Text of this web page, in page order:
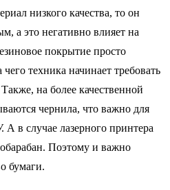
низкого качества, то он
а это негативно влияет на
покрытие просто
техника начинает требовать
на более качественной
чернила, что важно для
в случае лазерного принтера
Поэтому и важно
бумаги.